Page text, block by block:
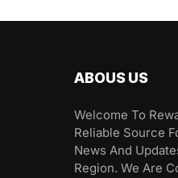
ABOUS US
Welcome To
Reliable Source
News And
Region. We Are